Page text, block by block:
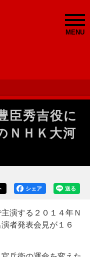
MENU
臣秀吉役に
ＮＨＫ大河
送る
シェア
演する２０１４年Ｎ
者発表会見が１６